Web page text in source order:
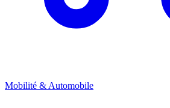
Mobilité & Automobile